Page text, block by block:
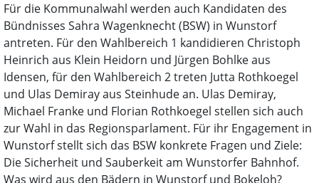
Für die Kommunalwahl werden auch Kandidaten des
Bündnisses Sahra Wagenknecht (BSW) in Wunstorf
antreten. Für den Wahlbereich 1 kandidieren Christoph
Heinrich aus Klein Heidorn und Jürgen Bohlke aus
Idensen, für den Wahlbereich 2 treten Jutta Rothkoegel
und Ulas Demiray aus Steinhude an. Ulas Demiray,
Michael Franke und Florian Rothkoegel stellen sich auch
zur Wahl in das Regionsparlament. Für ihr Engagement in
Wunstorf stellt sich das BSW konkrete Fragen und Ziele:
Die Sicherheit und Sauberkeit am Wunstorfer Bahnhof.
Was wird aus den Bädern in Wunstorf und Bokeloh?